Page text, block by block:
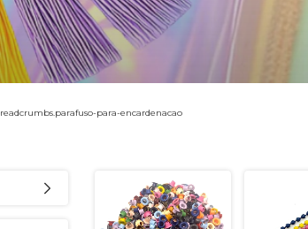
para-encardenacao